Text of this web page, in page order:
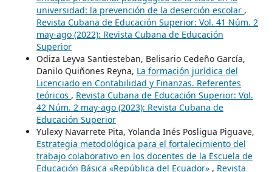
universidad: la prevención de la deserción escolar ,
Revista Cubana de Educación Superior: Vol. 41 Núm. 2
may-ago (2022): Revista Cubana de Educación
Superior
Odiza Leyva Santiesteban, Belisario Cedeño García,
Danilo Quiñones Reyna, La formación jurídica del
Licenciado en Contabilidad y Finanzas. Referentes
teóricos , Revista Cubana de Educación Superior: Vol.
42 Núm. 2 may-ago (2023): Revista Cubana de
Educación Superior
Yulexy Navarrete Pita, Yolanda Inés Posligua Piguave,
Estrategia metodológica para el fortalecimiento del
trabajo colaborativo en los docentes de la Escuela de
Educación Básica «República del Ecuador» , Revista